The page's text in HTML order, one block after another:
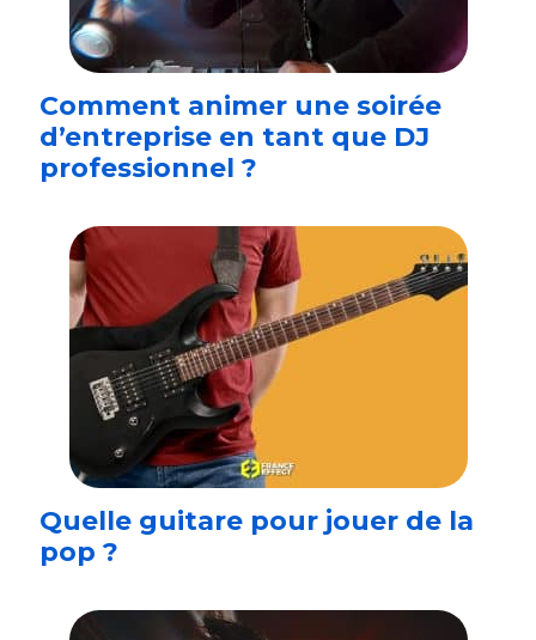
Comment animer une soirée
d’entreprise en tant que DJ
professionnel ?
Quelle guitare pour jouer de la
pop ?